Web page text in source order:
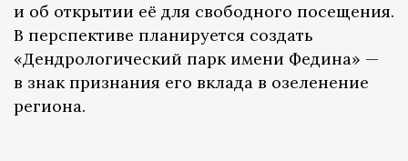
и об открытии её для свободного посещения.
В перспективе планируется создать
«Дендрологический парк имени Федина» —
в знак признания его вклада в озеленение
региона.